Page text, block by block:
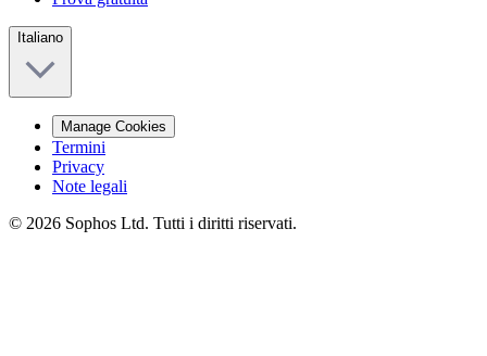
Italiano
Manage Cookies
Termini
Privacy
Note legali
© 2026 Sophos Ltd. Tutti i diritti riservati.